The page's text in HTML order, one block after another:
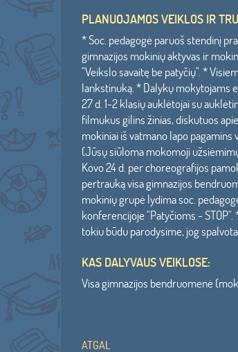
PLANUOJAMOS VEIKLOS IR
* Soc. pedagogė paruoš stendinį
gimnazijos mokinių aktyvas ir
"Veikslo savaitę be patyčių". *
lankstinuką. * Dalykų mokytojams
27 d. 1-2 klasių auklėtojai su
filmukus gilins žinias, diskutuos
mokiniai iš vatmano lapo
(Jūsų siūloma mokomoji
Kovo 24 d. per choreografijos
pertrauką visa gimnazijos
mokinių grupė lydima soc.
konferencijoje "Patyčioms -
tokiu būdu parodysime, jog
KAS DALYVAUS VEIKLOSE:
Visa gimnazijos bendruomenė
ATGAL